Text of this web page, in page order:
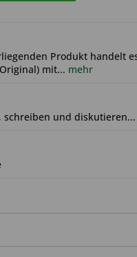
Produkt handelt
mit... mehr
schreiben und diskutieren...